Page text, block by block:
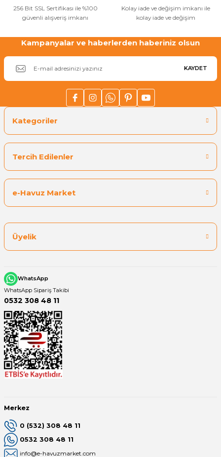
Olimpik Havuz
Yangın Pompası Gönder
256 Bit SSL Sertifikası ile %100
güvenli alışveriş imkanı
Kolay iade ve değişim imkanı ile
kolay iade ve değişim
Kampanyalar ve haberlerden haberiniz olsun
KAYDET
Kategoriler
Tercih Edilenler
e-Havuz Market
Üyelik
WhatsApp
WhatsApp Sipariş Takibi
0532 308 48 11
Merkez
0 (532) 308 48 11
0532 308 48 11
info@e-havuzmarket.com